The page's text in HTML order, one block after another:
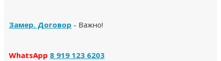
Замер. Договор - Важно!
WhatsApp 8 919 123 6203